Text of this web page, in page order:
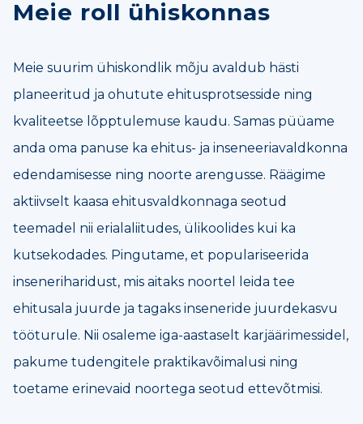
Meie roll ühiskonnas
Meie suurim ühiskondlik mõju avaldub hästi
planeeritud ja ohutute ehitusprotsesside ning
kvaliteetse lõpptulemuse kaudu. Samas püüame
anda oma panuse ka ehitus- ja inseneeriavaldkonna
edendamisesse ning noorte arengusse. Räägime
aktiivselt kaasa ehitusvaldkonnaga seotud
teemadel nii erialaliitudes, ülikoolides kui ka
kutsekodades. Pingutame, et populariseerida
inseneriharidust, mis aitaks noortel leida tee
ehitusala juurde ja tagaks inseneride juurdekasvu
tööturule. Nii osaleme iga-aastaselt karjäärimessidel,
pakume tudengitele praktikavõimalusi ning
toetame erinevaid noortega seotud ettevõtmisi.